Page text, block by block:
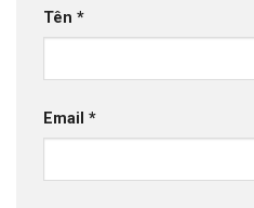
Tên *
Email *